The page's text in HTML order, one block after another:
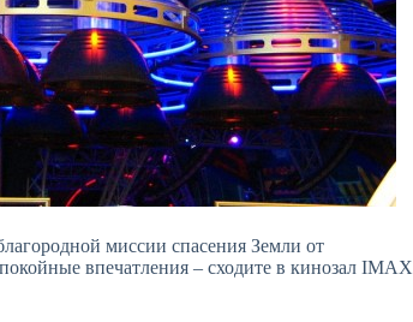
миссии спасения Земли от
впечатления – сходите в кинозал IMAX